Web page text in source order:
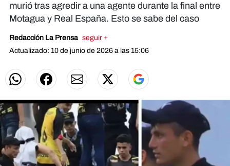
murió tras agredir a una agente durante la final entre
Motagua y Real España. Esto se sabe del caso
Redacción La Prensa seguir +
Actualizado: 10 de junio de 2026 a las 15:06